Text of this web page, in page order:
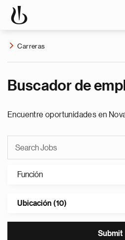
Carreras
Buscador de
Encuentre oportunidades en
Función
Ubicación (10)